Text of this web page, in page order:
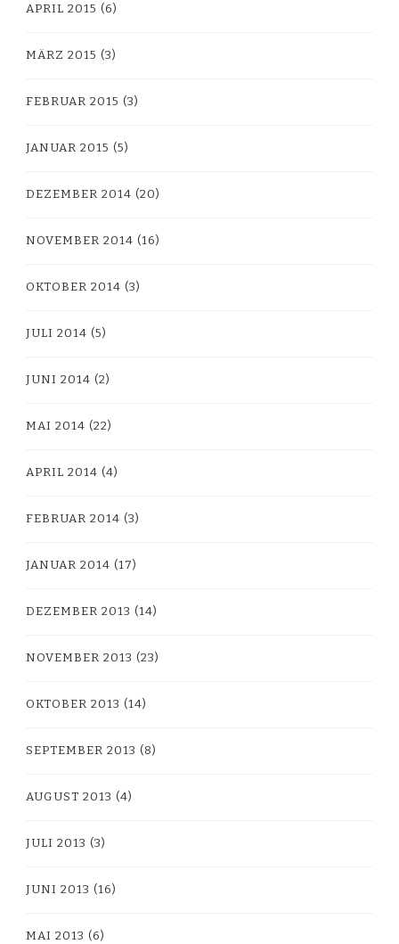
APRIL 2015 (6)
MÄRZ 2015 (3)
FEBRUAR 2015 (3)
JANUAR 2015 (5)
DEZEMBER 2014 (20)
NOVEMBER 2014 (16)
OKTOBER 2014 (3)
JULI 2014 (5)
JUNI 2014 (2)
MAI 2014 (22)
APRIL 2014 (4)
FEBRUAR 2014 (3)
JANUAR 2014 (17)
DEZEMBER 2013 (14)
NOVEMBER 2013 (23)
OKTOBER 2013 (14)
SEPTEMBER 2013 (8)
AUGUST 2013 (4)
JULI 2013 (3)
JUNI 2013 (16)
MAI 2013 (6)